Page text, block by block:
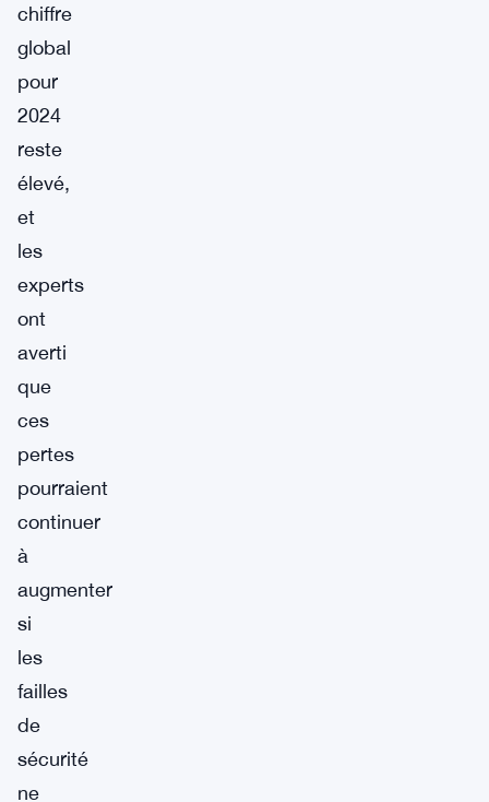
chiffre
global
pour
2024
reste
élevé,
et
les
experts
ont
averti
que
ces
pertes
pourraient
continuer
à
augmenter
si
les
failles
de
sécurité
ne